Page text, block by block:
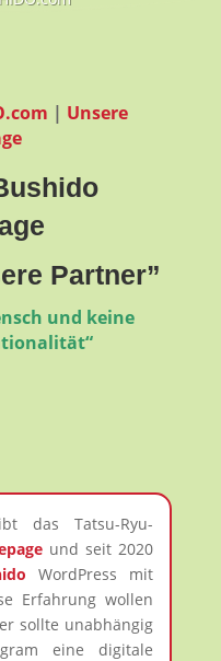
| Unsere
Partner”
und keine
das Tatsu-Ryu-
und seit 2020
WordPress mit
Erfahrung wollen
sollte unabhängig
eine digitale